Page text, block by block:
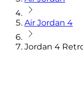
Air Jordan 4
Jordan 4